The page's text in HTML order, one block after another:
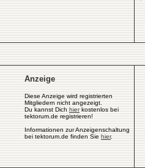
Anzeige
Diese Anzeige wird registrierten
Mitgliedern nicht angezeigt.
Du kannst Dich hierkostenlos bei
tektorum.de registrieren!
Informationen zur Anzeigenschaltung
bei tektorum.de finden Sie hier.